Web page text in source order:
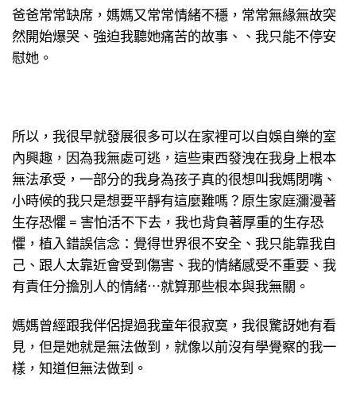
爸爸常常缺席，媽媽又常常情緒不穩，常常無緣無故突
然開始爆哭、強迫我聽她痛苦的故事、、我只能不停安
慰她。
所以，我很早就發展很多可以在家裡可以自娛自樂的室
內興趣，因為我無處可逃，這些東西發洩在我身上根本
無法承受，一部分的我身為孩子真的很想叫我媽閉嘴、
小時候的我只是想要平靜有這麼難嗎？原生家庭瀰漫著
生存恐懼 = 害怕活不下去，我也背負著厚重的生存恐
懼，植入錯誤信念：覺得世界很不安全、我只能靠我自
己、跟人太靠近會受到傷害、我的情緒感受不重要、我
有責任分擔別人的情緒⋯就算那些根本與我無關。
媽媽曾經跟我伴侶提過我童年很寂寞，我很驚訝她有看
見，但是她就是無法做到，就像以前沒有學覺察的我一
樣，知道但無法做到。